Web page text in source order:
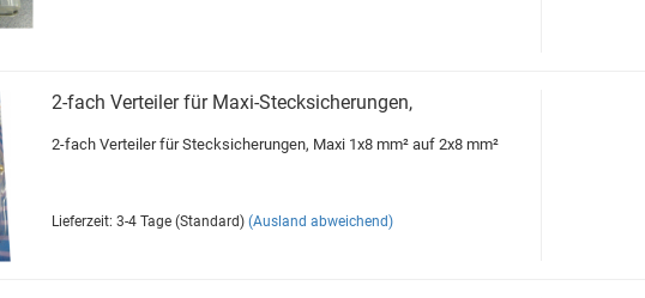
2-fach Verteiler für Maxi-Stecksicherungen,
2-fach Verteiler für Stecksicherungen, Maxi 1x8 mm² auf 2x8 mm²
Lieferzeit: 3-4 Tage (Standard) (Ausland abweichend)